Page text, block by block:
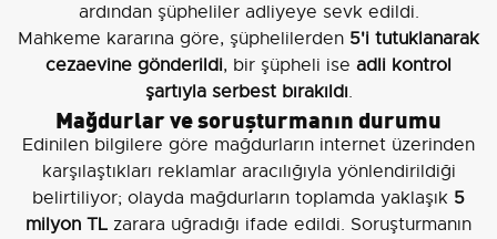
ardından şüpheliler adliyeye sevk edildi.
Mahkeme kararına göre, şüphelilerden 5'i tutuklanarak
cezaevine gönderildi, bir şüpheli ise adli kontrol
şartıyla serbest bırakıldı.
Mağdurlar ve soruşturmanın durumu
Edinilen bilgilere göre mağdurların internet üzerinden
karşılaştıkları reklamlar aracılığıyla yönlendirildiği
belirtiliyor; olayda mağdurların toplamda yaklaşık 5
milyon TL zarara uğradığı ifade edildi. Soruşturmanın